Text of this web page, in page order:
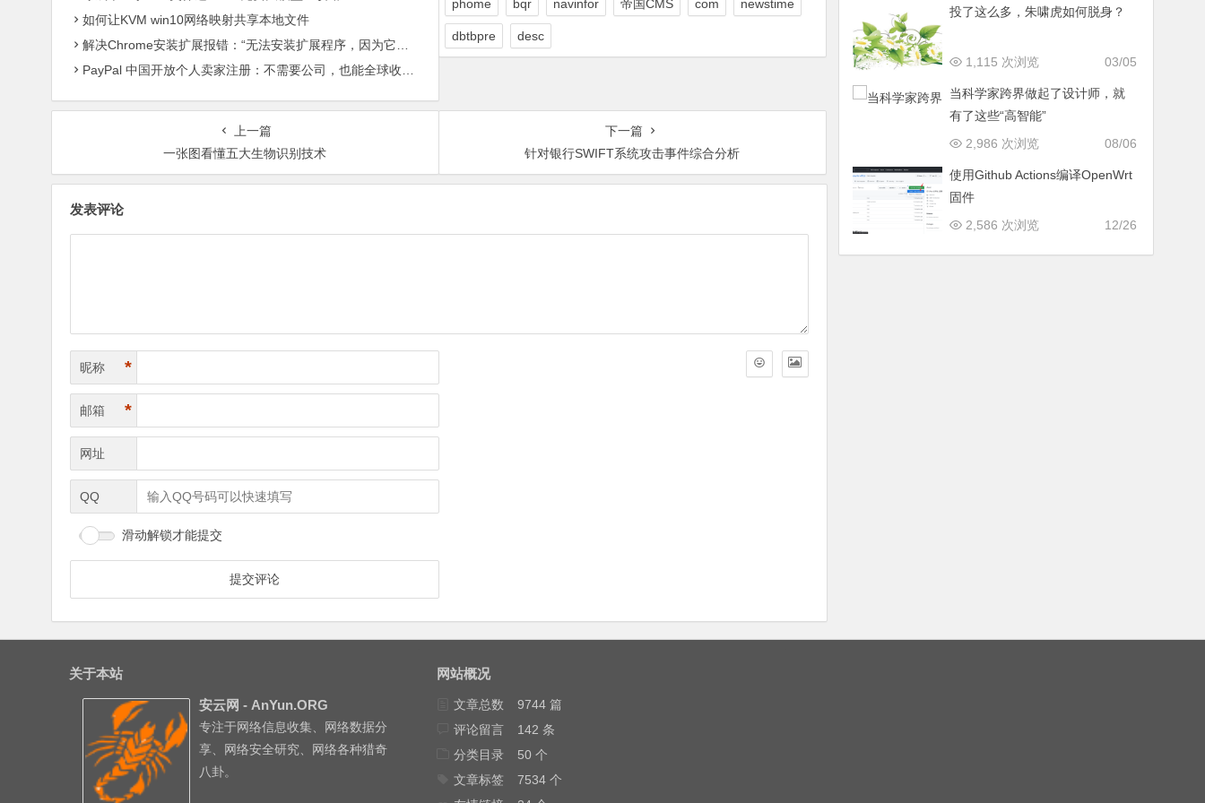
如何让KVM win10网络映射共享本地文件
解决Chrome安装扩展报错：“无法安装扩展程序，因为它使用了不受支持的清单版本“
PayPal 中国开放个人卖家注册：不需要公司，也能全球收款了
phome bqr navinfor 帝国CMS com newstime
dbtbpre desc
上一篇
一张图看懂五大生物识别技术
下一篇
针对银行SWIFT系统攻击事件综合分析
发表评论
昵称 *
邮箱 *
网址
QQ
滑动解锁才能提交
投了这么多，朱啸虎如何脱身？
03/05
1,115 次浏览
当科学家跨界做起了设计师，就
有了这些“高智能”
08/06
2,986 次浏览
使用Github Actions编译OpenWrt
固件
12/26
2,586 次浏览
关于本站
安云网 - AnYun.ORG
专注于网络信息收集、网络数据分
享、网络安全研究、网络各种猎奇
八卦。
网站概况
文章总数
9744 篇
评论留言
142 条
分类目录
50 个
文章标签
7534 个